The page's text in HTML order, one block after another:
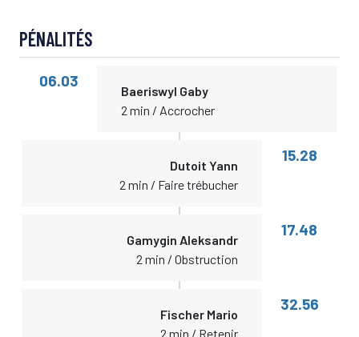
PÉNALITÉS
06.03
Baeriswyl Gaby
2 min / Accrocher
Dutoit Yann
2 min / Faire trébucher
15.28
Gamygin Aleksandr
2 min / Obstruction
17.48
Fischer Mario
2 min / Retenir
32.56